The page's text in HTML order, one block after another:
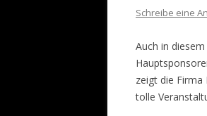
Schreibe eine
Auch in
zeigt die Firma
tolle